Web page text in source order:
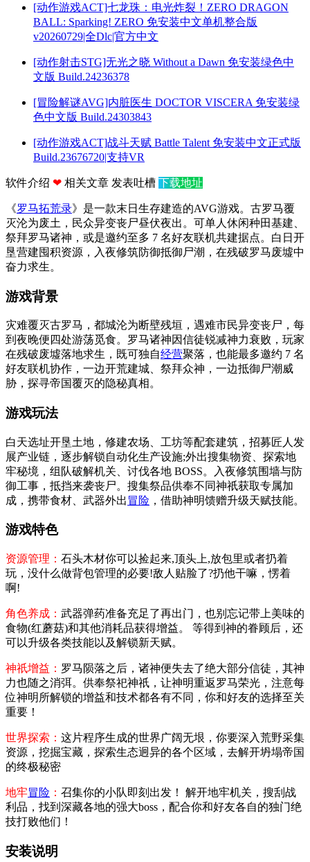
[动作游戏ACT]七龙珠：电光炸裂！ZERO DRAGON
BALL: Sparking! ZERO 免安装中文单机整合版
v20260729|全Dlc|官方中文
[动作射击STG]无光之晓 Without a Dawn 免安装绿色中
文版 Build.24236378
[冒险解谜AVG]内脏医生 DOCTOR VISCERA 免安装绿
色中文版 Build.24303843
[动作游戏ACT]战斗天赋 Battle Talent 免安装中文正式版
Build.23676720|支持VR
软件介绍 ❤ 相关文章 发表吐槽 下载地址
《罗马拓荒录》是一款末日生存建造的AVG游戏。古罗马覆
灭沦为废土，民众异变丧尸昼伏夜出。可单人休闲种田基建、
祭拜罗马诸神，或是邀约至多 7 名好友联机共建据点。白日开
垦营建囤积资源，入夜修筑防御抵御尸潮，在残破罗马废墟中
奋力求生。
游戏背景
灾难覆灭古罗马，都城沦为断壁残垣，遇难市民异变丧尸，每
到夜晚便四处游荡觅食。罗马诸神因信徒锐减神力衰败，玩家
在残破废墟落地求生，既可独自经营聚落，也能最多邀约 7 名
好友联机协作，一边开荒建城、祭拜众神，一边抵御尸潮威
胁，探寻帝国覆灭的隐秘真相。
游戏玩法
白天选址开垦土地，修建农场、工坊等配套建筑，招募匠人发
展产业链，逐步解锁自动化生产设施;外出搜集物资、探索地
牢秘境，组队破解机关、讨伐各地 BOSS。入夜修筑围墙与防
御工事，抵挡来袭丧尸。搜集祭品供奉不同神祇获取专属加
成，携带食材、武器外出 冒险 ，借助神明馈赠升级天赋技能。
游戏特色
资源管理： 石头木材你可以捡起来,顶头上,放包里或者扔着
玩，没什么做背包管理的必要!敌人贴脸了?扔他干嘛，愣着
啊!
角色养成： 武器弹药准备充足了再出门，也别忘记带上美味的
食物(红蘑菇)和其他消耗品获得增益。 等得到神的眷顾后，还
可以升级各类技能以及解锁新天赋。
神祇增益： 罗马陨落之后，诸神便失去了绝大部分信徒，其神
力也随之消弭。供奉祭祀神祇，让神明重返罗马荣光，注意每
位神明所解锁的增益和技术都各有不同，你和好友的选择至关
重要！
世界探索： 这片程序生成的世界广阔无垠，你要深入荒野采集
资源，挖掘宝藏，探索生态迥异的各个区域，去解开坍塌帝国
的终极秘密
地牢冒险 ： 召集你的小队即刻出发！ 解开地牢机关，搜刮战
利品，找到深藏各地的强大boss，配合你和好友各自的独门绝
技打败他们！
安装说明